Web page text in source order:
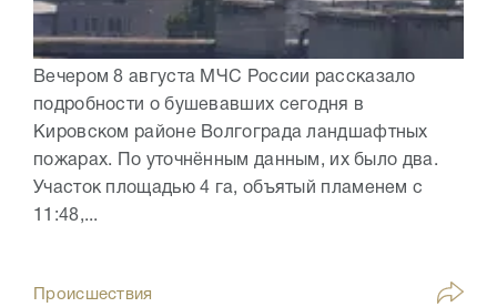
Вечером 8 августа МЧС России рассказало
подробности о бушевавших сегодня в
Кировском районе Волгограда ландшафтных
пожарах. По уточнённым данным, их было два.
Участок площадью 4 га, объятый пламенем с
11:48,...
Происшествия